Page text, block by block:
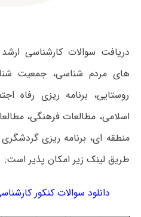
دریافت سوالات کارشناسی
های مردم شناسی، جمعیت
روستایی، برنامه ریزی رفاه
اسلامی، مطالعات فرهنگی،
منطقه ای، برنامه ریزی
طریق لینک زیر امکان پذیر است:
دانلود سوالات کنکور کارشناسی ارشد ۸۹